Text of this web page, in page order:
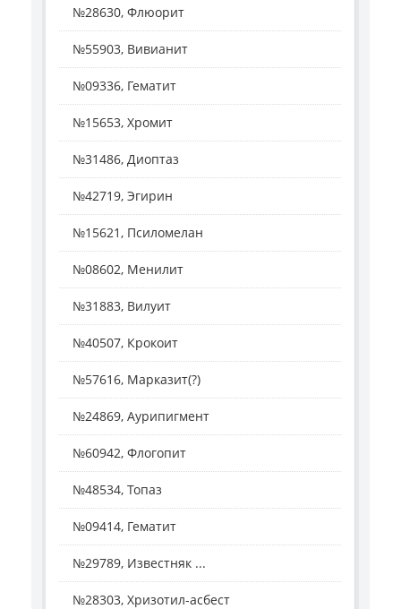
№28630, Флюорит
№55903, Вивианит
№09336, Гематит
№15653, Хромит
№31486, Диоптаз
№42719, Эгирин
№15621, Псиломелан
№08602, Менилит
№31883, Вилуит
№40507, Крокоит
№57616, Марказит(?)
№24869, Аурипигмент
№60942, Флогопит
№48534, Топаз
№09414, Гематит
№29789, Известняк ...
№28303, Хризотил-асбест